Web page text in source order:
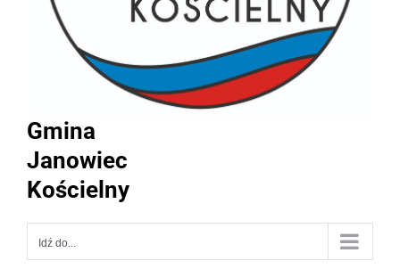
Gmina
Janowiec
Kościelny
Idź do...